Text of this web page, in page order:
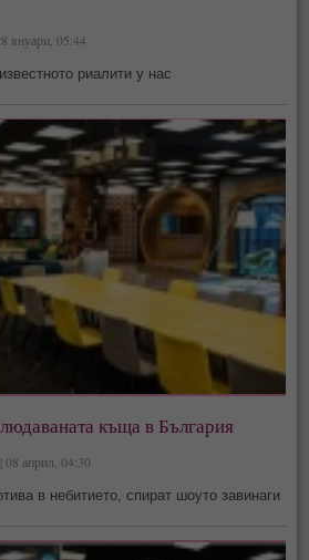
януари, 05:44
риалити у нас
къща в България
08 април, 04:30
в небитието, спират шоуто завинаги